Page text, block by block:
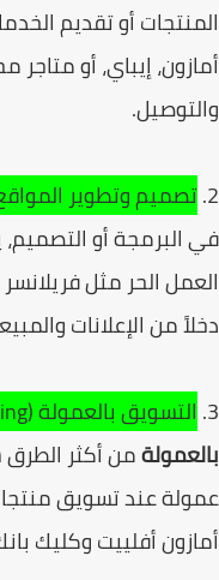
أو تقديم
إيباي، أو متاجر
تصميم وتطوير المواقع
أو التصميم،
الحر مثل فريلانسر
من الإعلانات
التسويق بالعمولة (Affiliate Marketing)
من أكثر الطرق
عند تسويق
أفلييت وكليك بانك.